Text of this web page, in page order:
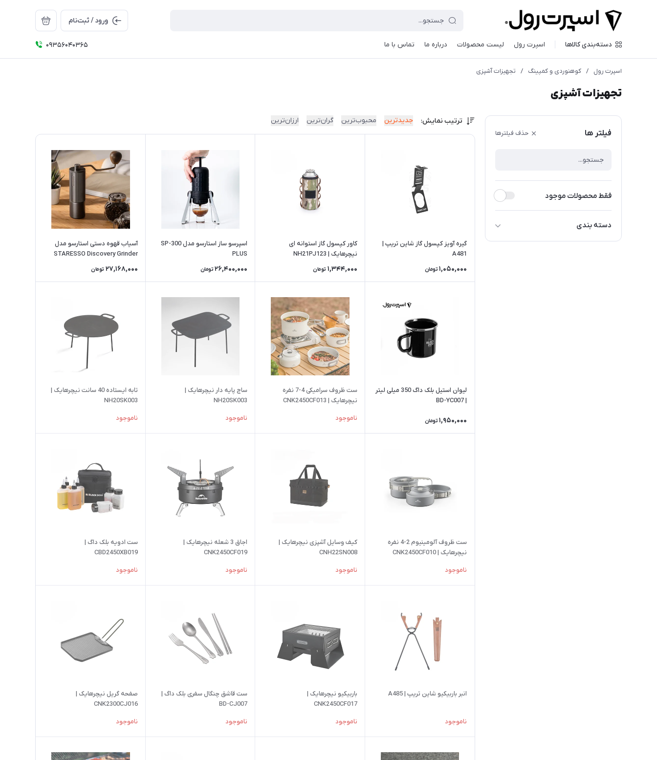
ورود / ثبت‌نام
دسته‌بندی کالاها اسپرت رول لیست محصولات درباره ما تماس با ما 09356040365
اسپرت رول / کوهنوردی و کمپینگ / تجهیزات آشپزی
تجهیزات آشپزی
فیلتر ها حذف فیلترها
فقط محصولات موجود
دسته بندی
اجاق سفری تاشو
ترتیب نمایش: جدیدترین محبوب‌ترین گران‌ترین ارزان‌ترین
گیره آویز کپسول گاز شاین تریپ |
A481
1,050,000 تومان
کاور کپسول گاز استوانه ای
نیچرهایک | NH21PJ123
1,344,000 تومان
اسپرسو ساز استارسو مدل SP-300
PLUS
26,400,000 تومان
آسیاب قهوه دستی استارسو مدل
STARESSO Discovery Grinder
27,168,000 تومان
لیوان استیل بلک داگ 350 میلی لیتر
| BD-YC007
1,950,000 تومان
ست ظروف سرامیکی 4-7 نفره
نیچرهایک | CNK2450CF013
ناموجود
ساج پایه دار نیچرهایک |
NH20SK003
ناموجود
تابه ایستاده 40 سانت نیچرهایک |
NH20SK003
ناموجود
ست ظروف آلومینیوم 2-4 نفره
نیچرهایک | CNK2450CF010
ناموجود
کیف وسایل آشپزی نیچرهایک |
CNH22SN008
ناموجود
اجاق 3 شعله نیچرهایک |
CNK2450CF019
ناموجود
ست ادویه بلک داگ |
CBD2450XB019
ناموجود
انبر باربیکیو شاین تریپ | A485
ناموجود
باربیکیو نیچرهایک |
CNK2450CF017
ناموجود
ست قاشق چنگال سفری بلک داگ |
BD-CJ007
ناموجود
صفحه گریل نیچرهایک |
CNK2300CJ016
ناموجود